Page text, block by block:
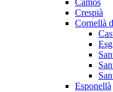
Camós
Crespià
Cornellà
Esponellà